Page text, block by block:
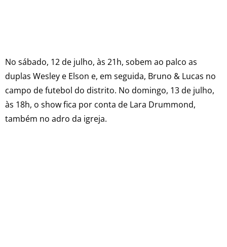
No sábado, 12 de julho, às 21h, sobem ao palco as
duplas Wesley e Elson e, em seguida, Bruno & Lucas no
campo de futebol do distrito. No domingo, 13 de julho,
às 18h, o show fica por conta de Lara Drummond,
também no adro da igreja.